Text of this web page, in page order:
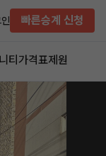
빠른승계 신청
티 가격표제원